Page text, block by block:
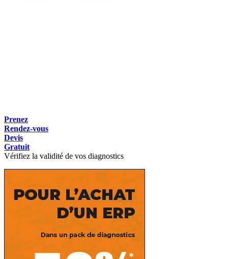
Prenez
Rendez-vous
Devis
Gratuit
Vérifiez la validité de vos diagnostics